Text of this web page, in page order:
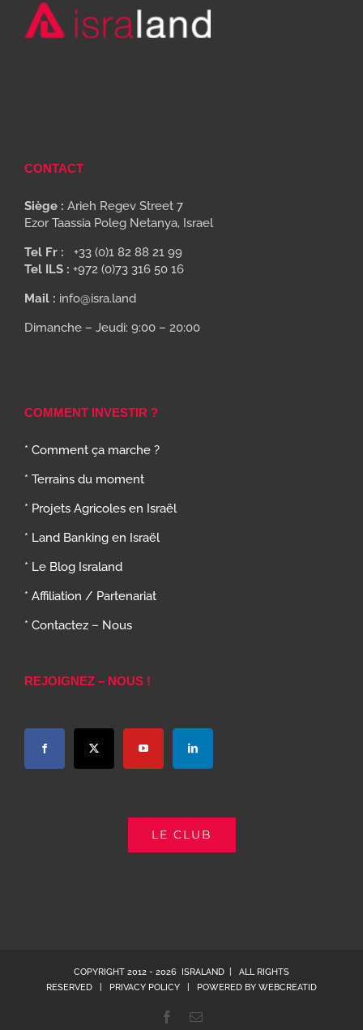
CONTACT
Siège : Arieh Regev Street 7
Ezor Taassia Poleg Netanya, Israel
Tel Fr : +33 (0)1 82 88 21 99
Tel ILS : +972 (0)73 316 50 16
Mail : info@isra.land
Dimanche – Jeudi: 9:00 – 20:00
COMMENT INVESTIR ?
* Comment ça marche ?
* Terrains du moment
* Projets Agricoles en Israël
* Land Banking en Israël
* Le Blog Israland
* Affiliation / Partenariat
* Contactez – Nous
REJOIGNEZ – NOUS !
LE CLUB
COPYRIGHT 2012 - 2026 ISRALAND | ALL RIGHTS
RESERVED |
PRIVACY POLICY | POWERED BY WEBCREATID
Facebook
Email